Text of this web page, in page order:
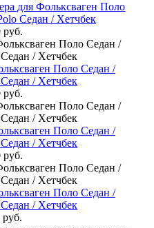
для Фольксваген Поло
Седан / Хетчбек
руб.
Поло Cедан /
/ Хетчбек
руб.
Поло Cедан /
/ Хетчбек
руб.
Поло Cедан /
/ Хетчбек
руб.